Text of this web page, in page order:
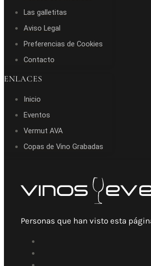
Las galletitas
Aviso Legal
Preferencias de Cookies
Contacto
ENLACES
Inicio
Eventos
Vermut AVA
Copas de Vino Grabadas
Personas que han visto esta